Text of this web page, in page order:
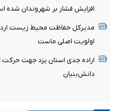
افزایش فشار بر شهروندان شده
مدیرکل حفاظت محیط زیست
اولویت اصلی ماست
اراده جدی استان یزد جهت حرکت
دانش‌بنیان